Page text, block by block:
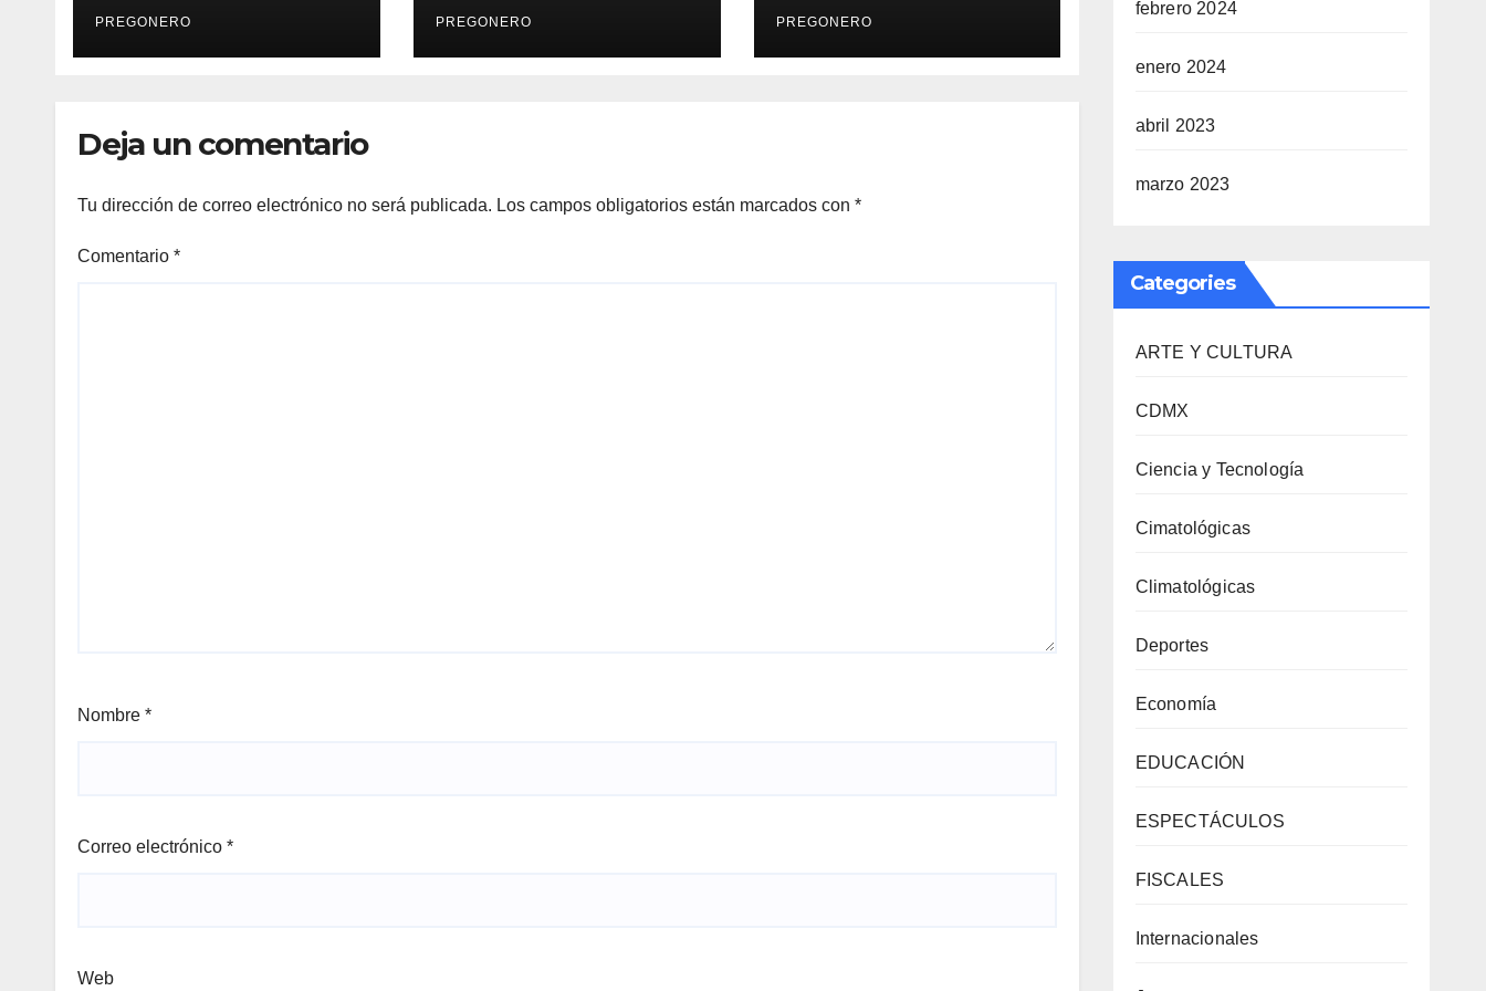
PREGONERO PREGONERO
TECNOLÓGICO DE
ZAMORA
PREGONERO
Deja un comentario
Tu dirección de correo electrónico no será publicada. Los campos obligatorios están marcados con *
Comentario *
Nombre *
Correo electrónico *
Web
febrero 2024
enero 2024
abril 2023
marzo 2023
Categories
ARTE Y CULTURA
CDMX
Ciencia y Tecnología
Cimatológicas
Climatológicas
Deportes
Economía
EDUCACIÓN
ESPECTÁCULOS
FISCALES
Internacionales